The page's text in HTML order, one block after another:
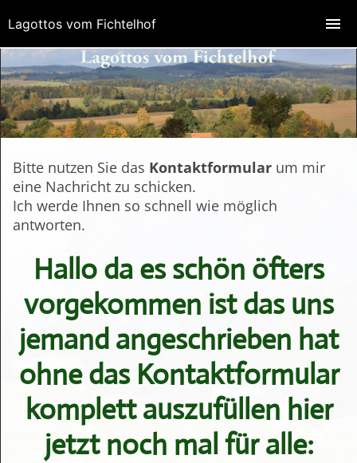
Bitte nutzen Sie das Kontaktformular um mir
eine Nachricht zu schicken.
Ich werde Ihnen so schnell wie möglich
antworten.
Hallo da es schön öfters
vorgekommen ist das uns
jemand angeschrieben hat
ohne das Kontaktformular
komplett auszufüllen hier
jetzt noch mal für alle:
Lagottos vom Fichtelhof